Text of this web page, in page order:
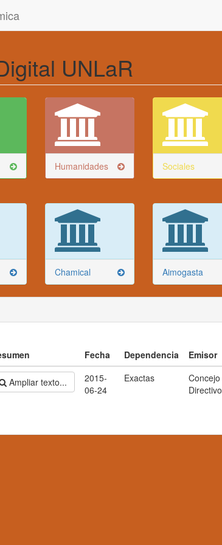
UNLaR
Humanidades Sociales
Chamical Aimogasta
Fecha Dependencia Emisor
Ampliar texto...
2015-
06-24
Exactas
Concejo
Directivo